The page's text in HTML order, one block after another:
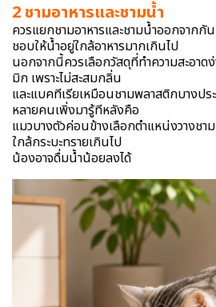
2 ชามอาหารและชามน้ำ
ควรแยกชามอาหารและชามน้ำออกจากกั
ชอบให้น้ำอยู่ใกล้อาหารมากเกินไป
นอกจากนี้ควรเลือกวัสดุที่ทำความสะอาด
มิก เพราะไม่สะสมกลิ่น
และแบคทีเรียเหมือนชามพลาสติกบางปร
หลายคนเพิ่งมารู้ทีหลังคือ
แมวบางตัวค่อนข้างเลือกตำแหน่งวางช
ใกล้กระบะทรายเกินไป
น้องอาจดื่มน้ำน้อยลงได้